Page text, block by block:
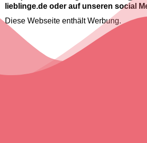
lieblinge.de oder auf unseren social
Diese Webseite enthält Werbung.